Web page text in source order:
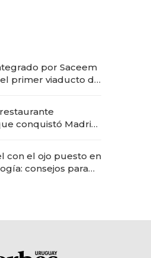
por Saceem
primer viaducto de
conquistó Madrid:
y prepara apertura
con el ojo puesto en
consejos para